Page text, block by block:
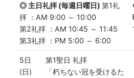
◎ 主日礼拝 (毎週日曜日)第1礼
拝 ：AM 9:00 ～ 10:00
第2礼拝 ：AM 10:45 ～ 11:45
第3礼拝 ：PM 5:00 ～ 6:00
5日
(日)
第1聖日 礼拝
「朽ちない冠を受けるた